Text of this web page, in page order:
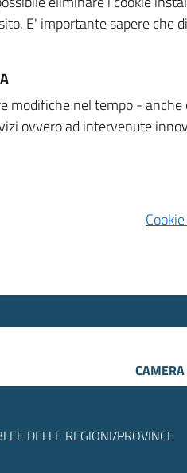
E' importante sapere
modifiche nel tempo -
ovvero ad intervenute
DELLE REGIONI/PROVINCE